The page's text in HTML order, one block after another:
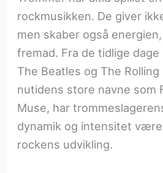
rockmusikken. De giver
men skaber også
fremad. Fra de tidlige
The Beatles og The
nutidens store navne som
Muse, har
dynamik og intensitet
rockens udvikling.